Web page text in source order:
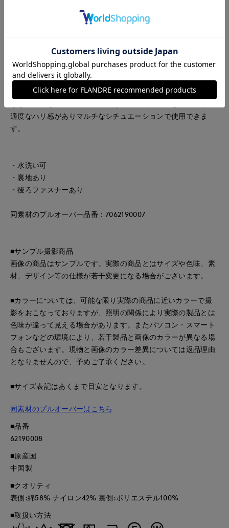
です。後身頃のジップはグログランテープ付きで、デザインの
■素材
〈レース〉
コットン高混率の立体感のあるラッセルレースです。主張しす
適度なハリ感がありマルチなシチュエーションで使用できま
す。
・水洗い可
・裏地あり
・後ろファスナーあり
同素材のプルオーバー品番：7062190007
■サンプル撮影商品
画像の商品はサンプルです。実際の商品とはサイズや色味、素
材、デザイン等の仕様が若干変更になる場合がございます。
■カラーについては、可能な限り実際の商品に近いカラーで撮
影をおこなっておりますが、照明の関係により実際の製品とは
色味が違って見える場合があります。またパソコン・スマート
フォンなどの環境により、若干製品と画像のカラーが異なる場
合もございます。現物と画像のカラー差異については返品理由
となりませんので、予めご了承ください。
■サイズ表記はあくまで目安となります。
同素材のプルオーバーはこちら
■品番
62190008
■原産国
中国製
■クオリティ
表側:綿58% ナイロン42% 裏側:ポリエステル100%
■取扱い方法